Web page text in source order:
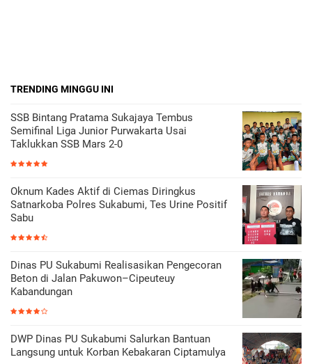
TRENDING MINGGU INI
SSB Bintang Pratama Sukajaya Tembus
Semifinal Liga Junior Purwakarta Usai
Taklukkan SSB Mars 2-0
Oknum Kades Aktif di Ciemas Diringkus
Satnarkoba Polres Sukabumi, Tes Urine Positif
Sabu
Dinas PU Sukabumi Realisasikan Pengecoran
Beton di Jalan Pakuwon–Cipeuteuy
Kabandungan
DWP Dinas PU Sukabumi Salurkan Bantuan
Langsung untuk Korban Kebakaran Ciptamulya